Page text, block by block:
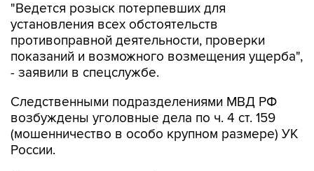
"Ведется розыск потерпевших для
установления всех обстоятельств
противоправной деятельности, проверки
показаний и возможного возмещения ущерба",
- заявили в спецслужбе.
Следственными подразделениями МВД РФ
возбуждены уголовные дела по ч. 4 ст. 159
(мошенничество в особо крупном размере) УК
России.